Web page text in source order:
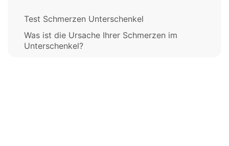
Test Schmerzen Unterschenkel
Was ist die Ursache Ihrer Schmerzen im
Unterschenkel?